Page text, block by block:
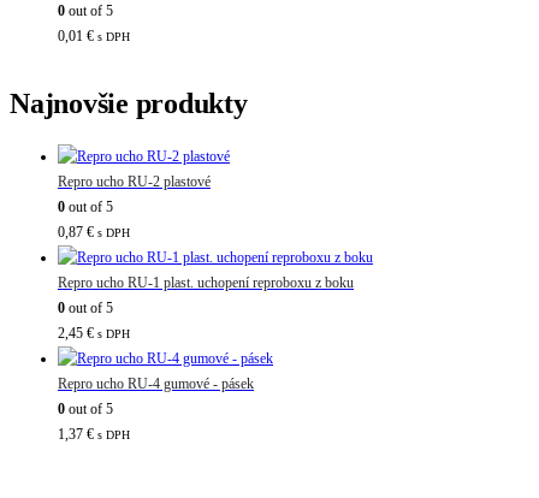
0 out of 5
0,01 € s DPH
Najnovšie produkty
Repro ucho RU-2 plastové
0 out of 5
0,87 € s DPH
Repro ucho RU-1 plast. uchopení reproboxu z boku
0 out of 5
2,45 € s DPH
Repro ucho RU-4 gumové - pásek
0 out of 5
1,37 € s DPH